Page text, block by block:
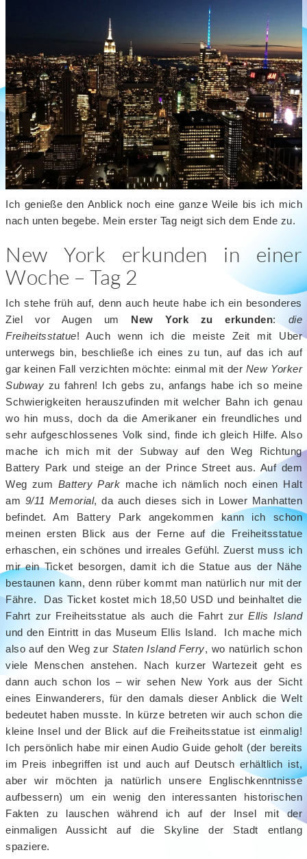
Ich genieße den Anblick noch eine ganze Weile bis ich mich
nach unten begebe. Mein erster Tag neigt sich dem Ende zu.
New York erkunden in einer
Woche – Tag 2
Ich stehe früh auf, denn auch heute habe ich ein besonderes
Ziel vor Augen um New York zu erkunden: die
Freiheitsstatue! Auch wenn ich die meiste Zeit mit Uber
unterwegs bin, beschließe ich eines zu tun, auf das ich auf
gar keinen Fall verzichten möchte: einmal mit der New Yorker
Subway zu fahren! Ich gebs zu, anfangs habe ich so meine
Schwierigkeiten herauszufinden mit welcher Bahn ich genau
wo hin muss, doch da die Amerikaner ein freundliches und
sehr aufgeschlossenes Volk sind, finde ich gleich Hilfe. Also
mache ich mich mit der Subway auf den Weg Richtung
Battery Park und steige an der Prince Street aus. Auf dem
Weg zum Battery Park mache ich nämlich noch einen Halt
am 9/11 Memorial, da auch dieses sich in Lower Manhatten
befindet. Am Battery Park angekommen kann ich schon
meinen ersten Blick aus der Ferne auf die Freiheitsstatue
erhaschen, ein schönes und irreales Gefühl. Zuerst muss ich
mir ein Ticket besorgen, damit ich die Statue aus der Nähe
bestaunen kann, denn rüber kommt man natürlich nur mit der
Fähre. Das Ticket kostet mich 18,50 USD und beinhaltet die
Fahrt zur Freiheitsstatue als auch die Fahrt zurEllis Island
und den Eintritt in das Museum Ellis Island. Ich mache mich
also auf den Weg zur Staten Island Ferry, wo natürlich schon
viele Menschen anstehen. Nach kurzer Wartezeit geht es
dann auch schon los – wir sehen New York aus der Sicht
eines Einwanderers, für den damals dieser Anblick die Welt
bedeutet haben musste. In kürze betreten wir auch schon die
kleine Insel und der Blick auf die Freiheitsstatue ist einmalig!
Ich persönlich habe mir einen Audio Guide geholt (der bereits
im Preis inbegriffen ist und auch auf Deutsch erhältlich ist,
aber wir möchten ja natürlich unsere Englischkenntnisse
aufbessern) um ein wenig den interessanten historischen
Fakten zu lauschen während ich auf der Insel mit der
einmaligen Aussicht auf die Skyline der Stadt entlang
spaziere.